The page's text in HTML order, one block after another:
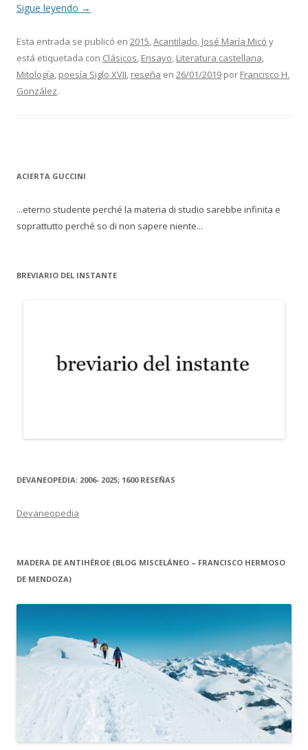
Sigue leyendo →
Esta entrada se publicó en 2015 Acantilado José María Micó y
está etiquetada con Clásicos Ensayo Literatura castellana
Mitología poesía Siglo XVII reseña en 26/01/2019 por Francisco H.
González.
ACIERTA GUCCINI
...eterno studente perché la materia di studio sarebbe infinita e
soprattutto perché so di non sapere niente...
BREVIARIO DEL INSTANTE
DEVANEOPEDIA: 2006- 2025; 1600 RESEÑAS
Devaneopedia
MADERA DE ANTIHÉROE (BLOG MISCELÁNEO – FRANCISCO HERMOSO
DE MENDOZA)